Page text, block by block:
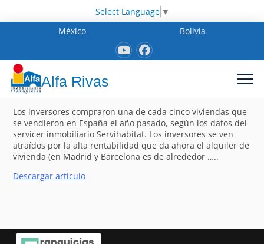
Select Language ▼
México
Bolivia
Alfa Rivas
Los inversores compraron una de cada cinco viviendas que
se vendieron en España el año pasado, según los datos del
servicer inmobiliario Servihabitat. Los inversores se ven
atraídos por la alta rentabilidad que da ahora el alquiler de
vivienda (en Madrid y Barcelona es de alrededor …..
Descargar artículo